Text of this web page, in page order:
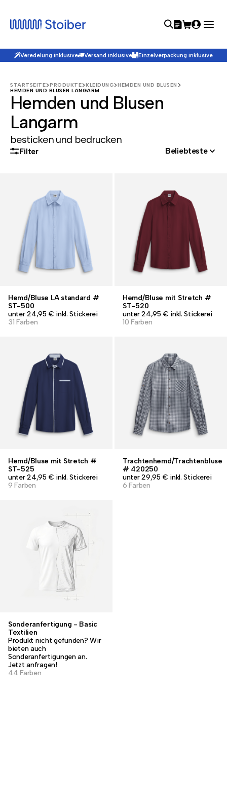
Veredelung inklusive Versand inklusive Einzelverpackung inklusive
STARTSEITE PRODUKTE KLEIDUNG
HEMDEN UND BLUSEN
HEMDEN UND BLUSEN LANGARM
Hemden und Blusen
Langarm
besticken und bedrucken
Filter Beliebteste
Hemd/Bluse LA standard #
ST-500
unter 24,95 € inkl. Stickerei
31 Farben
Hemd/Bluse mit Stretch #
ST-520
unter 24,95 € inkl. Stickerei
10 Farben
Hemd/Bluse mit Stretch #
ST-525
unter 24,95 € inkl. Stickerei
9 Farben
Trachtenhemd/Trachtenbluse
# 420250
unter 29,95 € inkl. Stickerei
6 Farben
Sonderanfertigung - Basic
Textilien
Produkt nicht gefunden? Wir
bieten auch
Sonderanfertigungen an.
Jetzt anfragen!
44 Farben